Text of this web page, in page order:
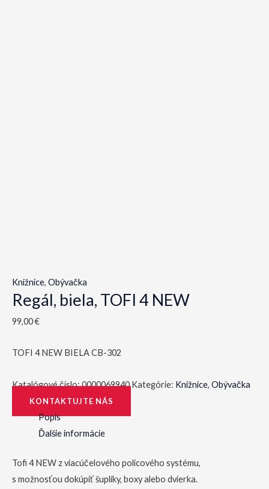
Knižnice, Obývačka
Regál, biela, TOFI 4 NEW
99,00€
TOFI 4 NEW BIELA CB-302
Katalógové číslo:0000069940 Kategórie: Knižnice, Obývačka
KONTAKTUJTE NÁS
Popis
Ďalšie informácie
Tofi 4 NEW z viacúčelového policového systému,
s možnosťou dokúpiť šuplíky, boxy alebo dvierka.